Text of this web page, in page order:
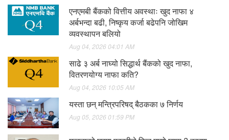
एनएमबी बैंकको वित्तीय अवस्थाः खुद नाफा ४
अर्बभन्दा बढी, निष्कृय कर्जा बढेपनि जोखिम
व्यवस्थापन बलियो
Aug 04, 2026 04:01 AM
साढे ३ अर्ब नाघ्यो सिद्धार्थ बैंकको खुद नाफा,
वितरणयोग्य नाफा कति?
Aug 04, 2026 10:05 AM
यस्ता छन् मन्त्रिपरिषद् बैठकका ७ निर्णय
Aug 05, 2026 01:59 PM